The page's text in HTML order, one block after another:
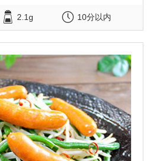
2.1g 10分以内